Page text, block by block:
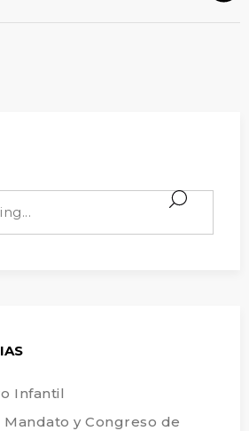
Infantil
y Congreso de